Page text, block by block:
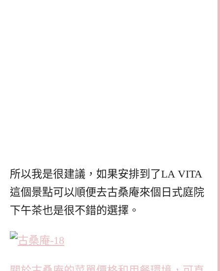
所以我是很建議，如果安排到了LA VITA
這個景點可以順便去古桑庵來個日式庭院
下午茶也是很不錯的選擇。